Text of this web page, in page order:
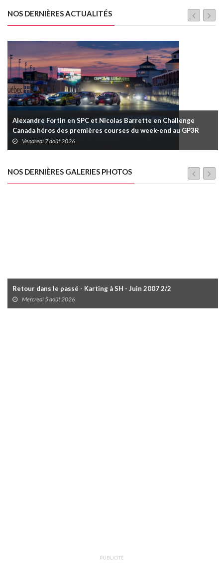
NOS DERNIÈRES ACTUALITÉS
Alexandre Fortin en SPC et Nicolas Barrette en Challenge
Canada héros des premières courses du week-end au GP3R
Vendredi 7 août 2026
NOS DERNIÈRES GALERIES PHOTOS
Retour dans le passé - Karting à SH - Juin 2007 2/2
Mercredi 5 août 2026
PUBLICITÉ